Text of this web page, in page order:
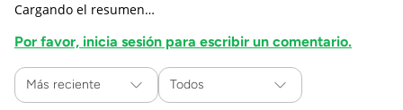
Cargando el resumen…
Por favor, inicia sesión para escribir un comentario.
Más reciente Todos